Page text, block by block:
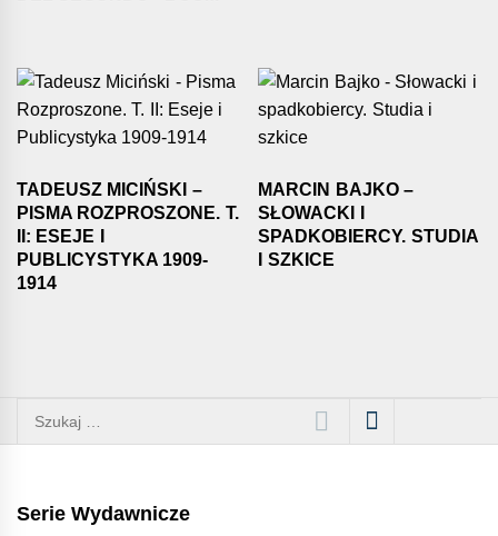
TADEUSZ MICIŃSKI –
PISMA ROZPROSZONE. T.
II: ESEJE I
PUBLICYSTYKA 1909-
1914
MARCIN BAJKO –
SŁOWACKI I
SPADKOBIERCY. STUDIA
I SZKICE
Szukaj:
Serie Wydawnicze